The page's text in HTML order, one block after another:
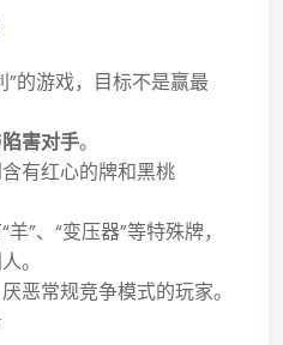
”的游戏，目标不是赢最
害对手。
有红心的牌和黑桃
”、“变压器”等特殊牌，
。
恶常规竞争模式的玩家。